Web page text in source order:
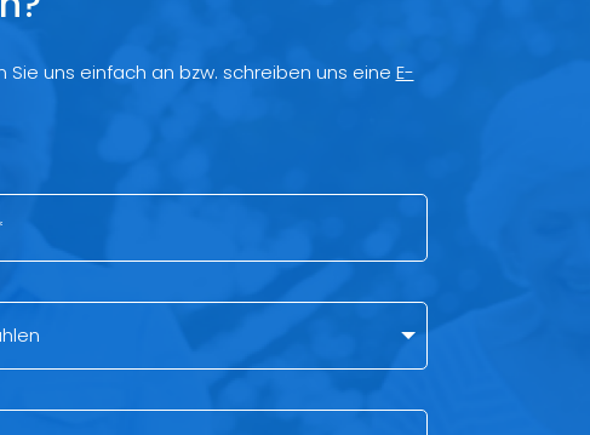
uns einfach an bzw. schreiben uns eine E-